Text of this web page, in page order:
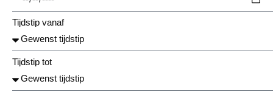
Tijdstip vanaf
Tijdstip tot